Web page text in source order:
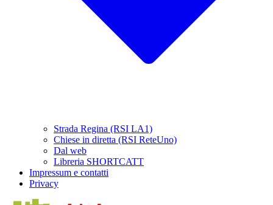
Strada Regina (RSI LA1)
Chiese in diretta (RSI ReteUno)
Dal web
Libreria SHORTCATT
Impressum e contatti
Privacy